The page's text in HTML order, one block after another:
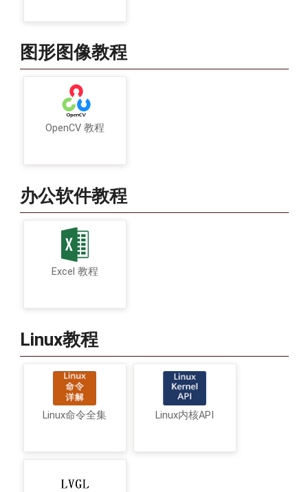
图形图像教程
OpenCV 教程
办公软件教程
Excel 教程
Linux教程
Linux命令全集 Linux内核API